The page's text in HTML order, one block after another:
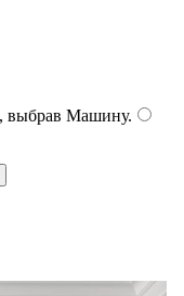
выбрав Машину.